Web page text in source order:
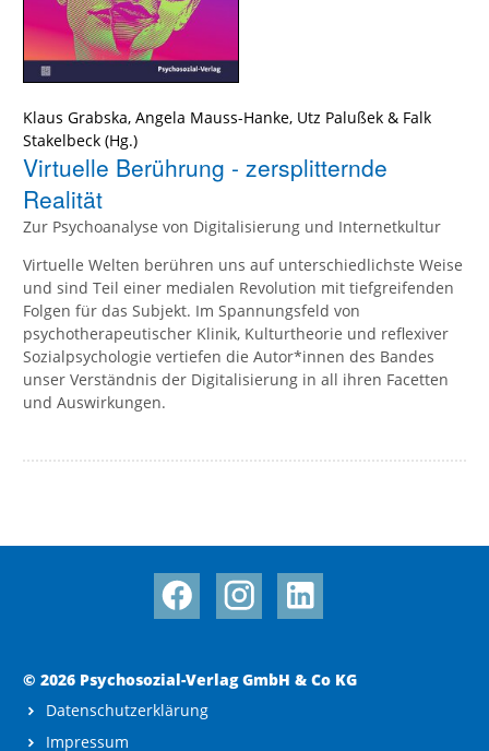
Klaus Grabska, Angela Mauss-Hanke, Utz Palußek & Falk
Stakelbeck (Hg.)
Virtuelle Berührung - zersplitternde
Realität
Zur Psychoanalyse von Digitalisierung und Internetkultur
Virtuelle Welten berühren uns auf unterschiedlichste Weise
und sind Teil einer medialen Revolution mit tiefgreifenden
Folgen für das Subjekt. Im Spannungsfeld von
psychotherapeutischer Klinik, Kulturtheorie und reflexiver
Sozialpsychologie vertiefen die Autor*innen des Bandes
unser Verständnis der Digitalisierung in all ihren Facetten
und Auswirkungen.
© 2026 Psychosozial-Verlag GmbH & Co KG
Datenschutzerklärung
Impressum